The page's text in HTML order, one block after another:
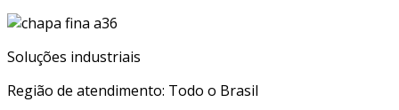
Soluções industriais
Região de atendimento: Todo o Brasil